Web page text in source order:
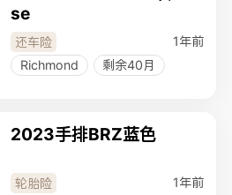
se
还车险
1年前
Richmond
剩余40月
2023手排BRZ蓝色
轮胎险
1年前